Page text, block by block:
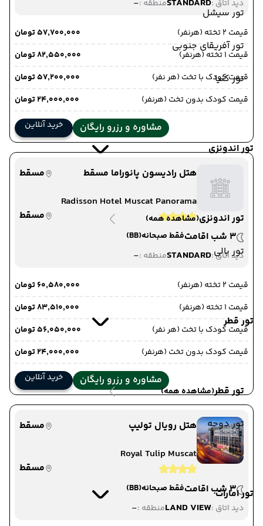
تور سیشل
تور آفریقای جنوبی
تور کنیا
تور اندونزی
تور اندونزی(مشاهده همه)
تور بالی
تور قطر
تور قطر(مشاهده همه)
تور دوحه
تور امارات
دید اتاق :STANDARDمنطقه :-
قیمت 2 تخته (هرنفر)
۵۷٬۷۰۰٬۰۰۰ تومان
قیمت 1 تخته (هرنفر)
۸۲٬۵۵۰٬۰۰۰ تومان
قیمت کودک با تخت (هر نفر)
۵۷٬۲۰۰٬۰۰۰ تومان
قیمت کودک بدون تخت (هرنفر)
۲۴٬۰۰۰٬۰۰۰ تومان
مشاوره و رزرو رایگان خرید آنلاین
هتل رادیسون پانوراما مسقط
مسقط
Radisson Hotel Muscat Panorama
مسقط
3 شب اقامت
فقط صبحانه(BB)
دید اتاق :STANDARDمنطقه :-
قیمت 2 تخته (هرنفر)
۶۰٬۵۸۰٬۰۰۰ تومان
قیمت 1 تخته (هرنفر)
۸۳٬۵۱۰٬۰۰۰ تومان
قیمت کودک با تخت (هر نفر)
۵۶٬۰۵۰٬۰۰۰ تومان
قیمت کودک بدون تخت (هرنفر)
۲۴٬۰۰۰٬۰۰۰ تومان
مشاوره و رزرو رایگان خرید آنلاین
هتل رویال تولیپ
مسقط
Royal Tulip Muscat
مسقط
3 شب اقامت
فقط صبحانه(BB)
دید اتاق :LAND VIEWمنطقه :-